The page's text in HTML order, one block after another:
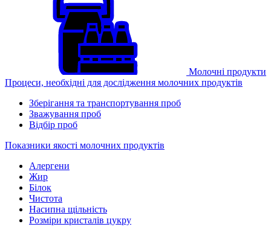
Молочні продукти
Процеси, необхідні для дослідження молочних продуктів
Зберігання та транспортування проб
Зважування проб
Відбір проб
Показники якості молочних продуктів
Алергени
Жир
Білок
Чистота
Насипна щільність
Розміри кристалів цукру